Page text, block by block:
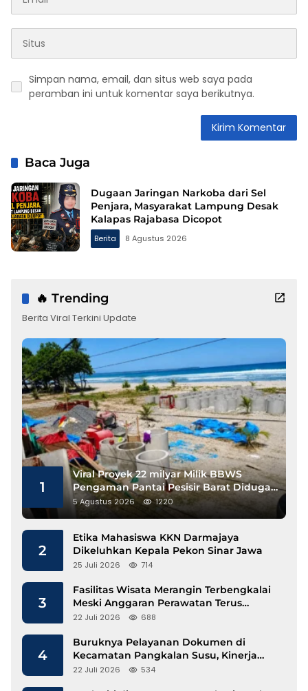
Simpan nama, email, dan situs web saya pada
peramban ini untuk komentar saya berikutnya.
Baca Juga
Dugaan Jaringan Narkoba dari Sel
Penjara, Masyarakat Lampung Desak
Kalapas Rajabasa Dicopot
Berita 8 Agustus 2026
🔥 Trending
Berita Viral Terkini Update
1
Viral Proyek 22 milyar Milik BBWS
Pengaman Pantai Pesisir Barat Diduga
Gunakan Besi Banci
5 Agustus 2026 1220
2
Etika Mahasiswa KKN Darmajaya
Dikeluhkan Kepala Pekon Sinar Jawa
25 Juli 2026 714
3
Fasilitas Wisata Merangin Terbengkalai
Meski Anggaran Perawatan Terus
Mengalir
22 Juli 2026 688
4
Buruknya Pelayanan Dokumen di
Kecamatan Pangkalan Susu, Kinerja
Disdukcapil Langkat Disorot
22 Juli 2026 534